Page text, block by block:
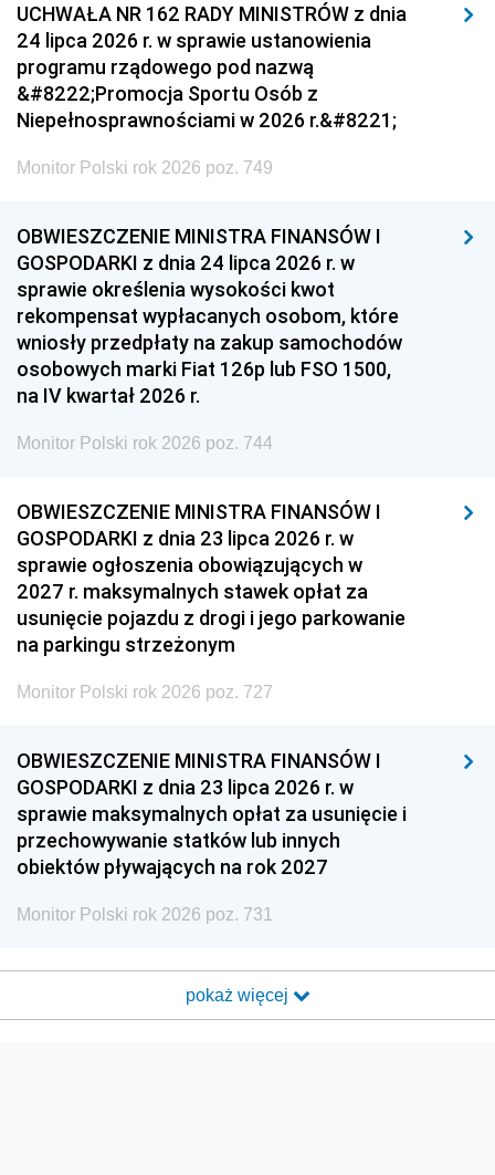
UCHWAŁA NR 162 RADY MINISTRÓW z dnia
24 lipca 2026 r. w sprawie ustanowienia
programu rządowego pod nazwą
&#8222;Promocja Sportu Osób z
Niepełnosprawnościami w 2026 r.&#8221;
Monitor Polski rok 2026 poz. 749
OBWIESZCZENIE MINISTRA FINANSÓW I
GOSPODARKI z dnia 24 lipca 2026 r. w
sprawie określenia wysokości kwot
rekompensat wypłacanych osobom, które
wniosły przedpłaty na zakup samochodów
osobowych marki Fiat 126p lub FSO 1500,
na IV kwartał 2026 r.
Monitor Polski rok 2026 poz. 744
OBWIESZCZENIE MINISTRA FINANSÓW I
GOSPODARKI z dnia 23 lipca 2026 r. w
sprawie ogłoszenia obowiązujących w
2027 r. maksymalnych stawek opłat za
usunięcie pojazdu z drogi i jego parkowanie
na parkingu strzeżonym
Monitor Polski rok 2026 poz. 727
OBWIESZCZENIE MINISTRA FINANSÓW I
GOSPODARKI z dnia 23 lipca 2026 r. w
sprawie maksymalnych opłat za usunięcie i
przechowywanie statków lub innych
obiektów pływających na rok 2027
Monitor Polski rok 2026 poz. 731
pokaż więcej